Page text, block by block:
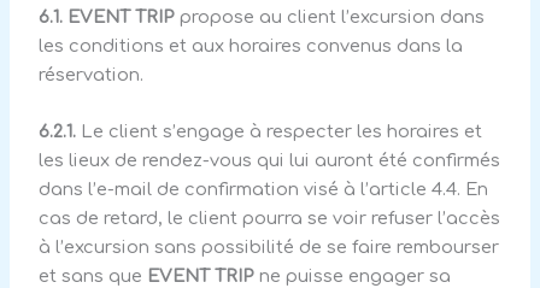
6.1. EVENT TRIP propose au client l’excursion dans
les conditions et aux horaires convenus dans la
réservation.
6.2.1. Le client s’engage à respecter les horaires et
les lieux de rendez-vous qui lui auront été confirmés
dans l’e-mail de confirmation visé à l’article 4.4. En
cas de retard, le client pourra se voir refuser l’accès
à l’excursion sans possibilité de se faire rembourser
et sans que EVENT TRIP ne puisse engager sa